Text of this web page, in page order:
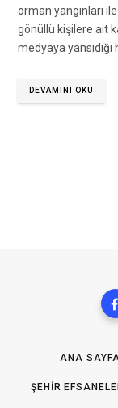
orman yangınları
gönüllü kişilere ait
medyaya yansıdığı
DEVAMINI OKU
ANA
ŞEHIR